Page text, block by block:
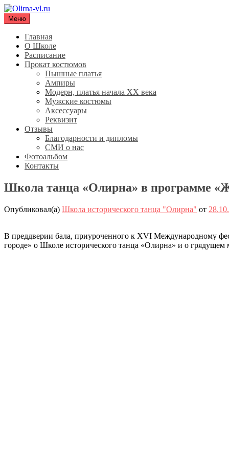
Перейти
содержимому
Olirna-vl.ru
Школа исторического танца "Олирна"
Меню
Главная
О Школе
Расписание
Прокат костюмов
Пышные платья
Ампиры
Модерн, платья начала XX века
Мужские костюмы
Аксессуары
Реквизит
Отзывы
Благодарности и дипломы
СМИ о нас
Фотоальбом
Контакты
Школа танца «Олирна» в программе
Опубликовал(а) Школа исторического танца "Олирна" от
В преддверии бала, приуроченного к XVI Международному
городе» о Школе исторического танца «Олирна» и о грядущем